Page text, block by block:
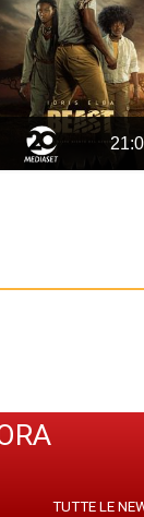
TUTTE LE